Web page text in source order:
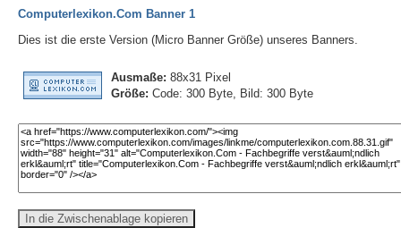
Computerlexikon.Com Banner 1
Dies ist die erste Version (Micro Banner Größe) unseres Banners.
Ausmaße: 88x31 Pixel
Größe: Code: 300 Byte, Bild: 300 Byte
In die Zwischenablage kopieren